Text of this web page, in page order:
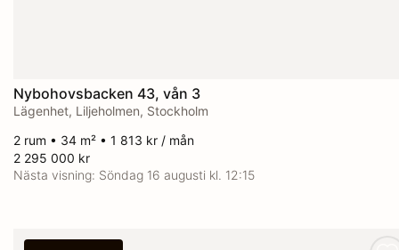
Nybohovsbacken 43, vån 3
Lägenhet, Liljeholmen, Stockholm
2 rum • 34 m² • 1 813 kr / mån
2 295 000 kr
Nästa visning: Söndag 16 augusti kl. 12:15